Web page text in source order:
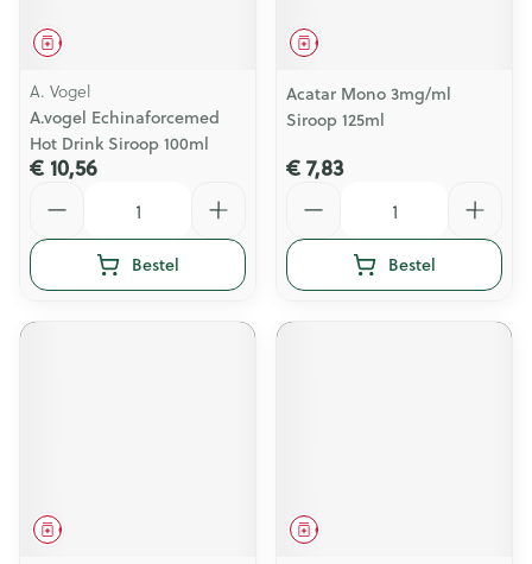
Geneesmiddel
A. Vogel
A.vogel Echinaforcemed
Hot Drink Siroop 100ml
€ 10,56
Bestel
Geneesmiddel
Acatar Mono 3mg/ml
Siroop 125ml
€ 7,83
Bestel
Geneesmiddel Geneesmiddel